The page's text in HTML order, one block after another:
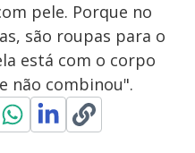
pele. Porque no
são roupas para o
está com o corpo
não combinou".